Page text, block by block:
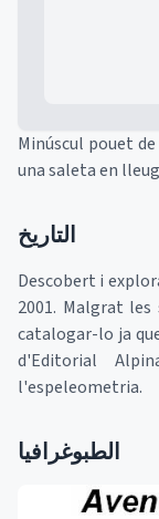
Minúscul pouet
una saleta en
التاريخ
Descobert i
2001. Malgrat
catalogar-lo ja
d'Editorial
l'espeleometria.
الطبوغرافيا